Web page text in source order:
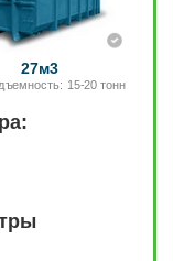
27м3
15-20 тонн